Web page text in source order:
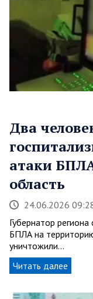
Два
атаки
область
24.06.2026
Губернатор
БПЛА на
уничтожили…
Читать далее